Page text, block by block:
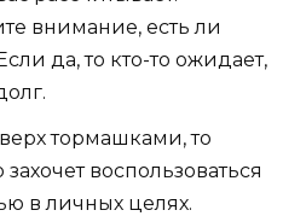
внимание, есть ли
да, то кто-то ожидает,
тормашками, то
захочет воспользоваться
в личных целях.